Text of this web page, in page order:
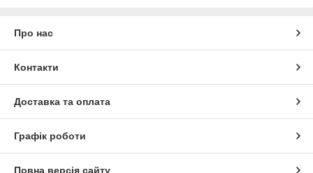
Про нас
Контакти
Доставка та оплата
Графік роботи
Повна версія сайту